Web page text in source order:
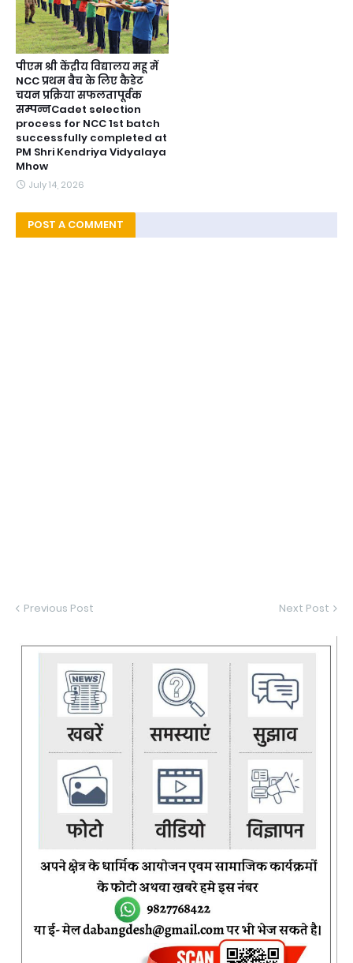
पीएम श्री केंद्रीय विद्यालय महू में
NCC प्रथम बैच के लिए कैडेट
चयन प्रक्रिया सफलतापूर्वक
सम्पन्नCadet selection
process for NCC 1st batch
successfully completed at
PM Shri Kendriya Vidyalaya
Mhow
July 14, 2026
POST A COMMENT
Previous Post Next Post